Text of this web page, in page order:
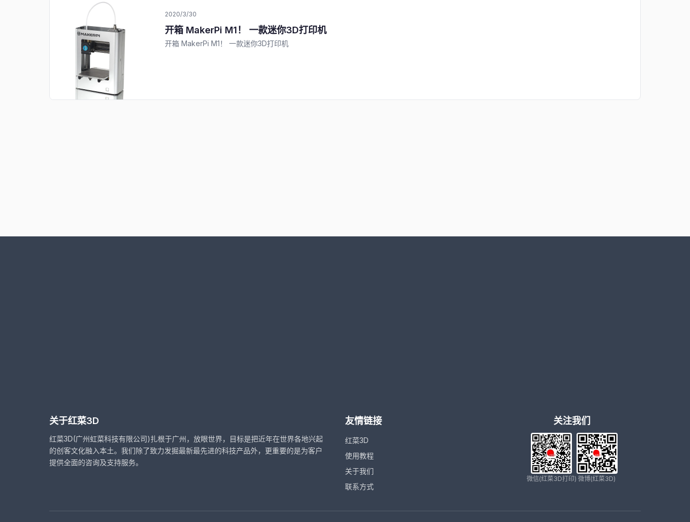
2020/3/30
开箱 MakerPi M1！ 一款迷你3D打印机
开箱 MakerPi M1！ 一款迷你3D打印机
关于红菜3D
红菜3D(广州虹菜科技有限公司)扎根于广州，放眼世界，目标是把近年在世界各地兴起
的创客文化融入本土。我们除了致力发掘最新最先进的科技产品外，更重要的是为客户
提供全面的咨询及支持服务。
友情链接
红菜3D
使用教程
关于我们
联系方式
关注我们
微信(红菜3D打印) 微博(红菜3D)